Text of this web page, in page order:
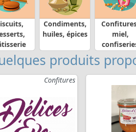
Condiments,
huiles, épices
miel,
produits
Confitures